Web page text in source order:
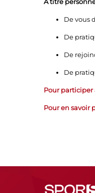
De vous
De
De
De
Pour
Pour en savoir